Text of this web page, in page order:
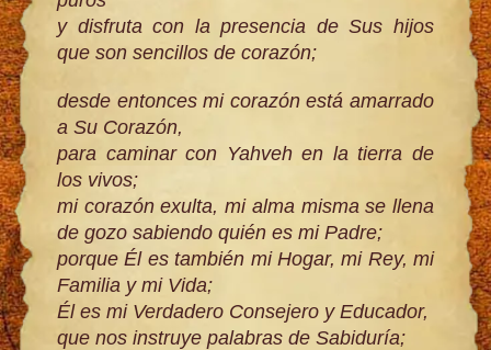
y disfruta con la presencia de Sus hijos
que son sencillos de corazón;
desde entonces mi corazón está amarrado
a Su Corazón,
para caminar con Yahveh en la tierra de
los vivos;
mi corazón exulta, mi alma misma se llena
de gozo sabiendo quién es mi Padre;
porque Él es también mi Hogar, mi Rey, mi
Familia y mi Vida;
Él es mi Verdadero Consejero y Educador,
que nos instruye palabras de Sabiduría;